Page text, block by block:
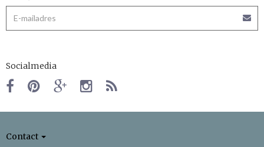
Socialmedia
Contact